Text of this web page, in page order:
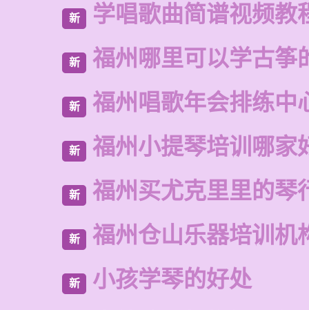
新 学唱歌曲简谱视频教
新 福州哪里可以学古筝
新 福州唱歌年会排练中
新 福州小提琴培训哪家
新 福州买尤克里里的琴
新 福州仓山乐器培训机
新 小孩学琴的好处